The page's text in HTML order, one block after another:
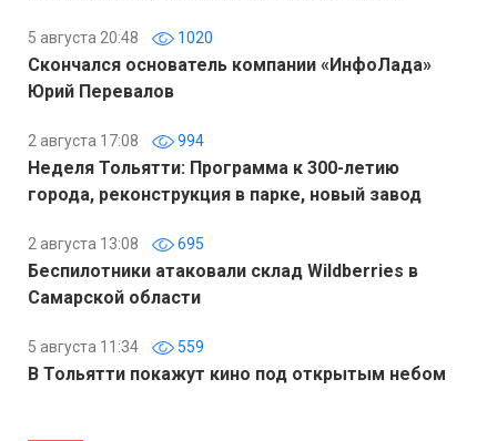
5 августа 20:48 1020
Скончался основатель компании «ИнфоЛада»
Юрий Перевалов
2 августа 17:08 994
Неделя Тольятти: Программа к 300-летию
города, реконструкция в парке, новый завод
2 августа 13:08 695
Беспилотники атаковали склад Wildberries в
Самарской области
5 августа 11:34 559
В Тольятти покажут кино под открытым небом